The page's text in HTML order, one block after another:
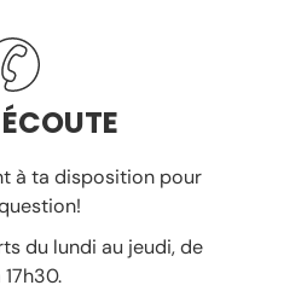
à ta disposition pour
du lundi au jeudi, de
17h30.